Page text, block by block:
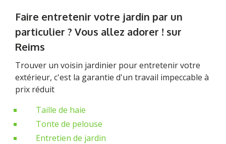
Faire entretenir votre jardin par un
particulier ? Vous allez adorer ! sur
Reims
Trouver un voisin jardinier pour entretenir votre
extérieur, c'est la garantie d'un travail impeccable à
prix réduit
Taille de haie
Tonte de pelouse
Entretien de jardin